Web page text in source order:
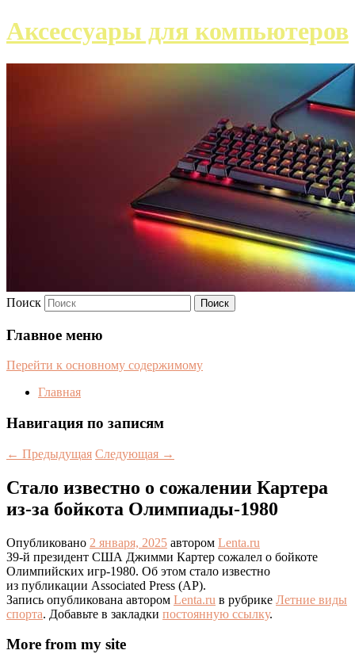
Аксессуары для компьютеров
Поиск
Главное меню
Перейти к основному содержимому
Главная
Навигация по записям
← Предыдущая Следующая →
Стало известно о сожалении Картера
из-за бойкота Олимпиады-1980
Опубликовано 2 января, 2025 автором Lenta.ru
39-й президент США Джимми Картер сожалел о бойкоте
Олимпийских игр-1980. Об этом стало известно
из публикации Associated Press (AP).
Запись опубликована автором Lenta.ru в рубрике Летние виды
спорта. Добавьте в закладки постоянную ссылку.
More from my site